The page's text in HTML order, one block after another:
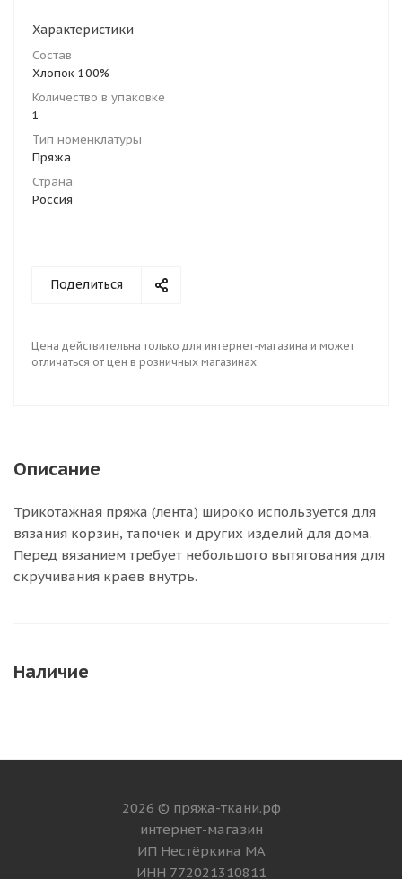
Характеристики
Состав
Хлопок 100%
Количество в упаковке
1
Тип номенклатуры
Пряжа
Страна
Россия
Поделиться
Цена действительна только для интернет-магазина и может
отличаться от цен в розничных магазинах
Описание
Трикотажная пряжа (лента) широко используется для
вязания корзин, тапочек и других изделий для дома.
Перед вязанием требует небольшого вытягования для
скручивания краев внутрь.
Наличие
2026 © пряжа-ткани.рф
интернет-магазин
ИП Нестёркина МА
ИНН 772021310811